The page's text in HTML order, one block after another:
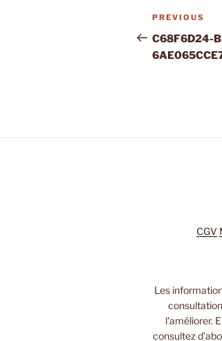
Post
Previous
Post
PREVIOUS
C68F6D24-
CGV
Les
l'améliorer.
consultez